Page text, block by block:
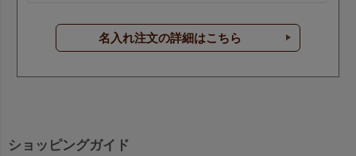
名入れ注文の詳細はこちら
ショッピングガイド